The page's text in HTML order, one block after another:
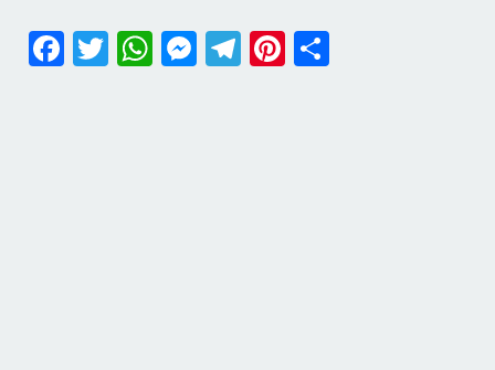
Facebook
Twitter
WhatsApp
Messenger
Telegram
Pinterest